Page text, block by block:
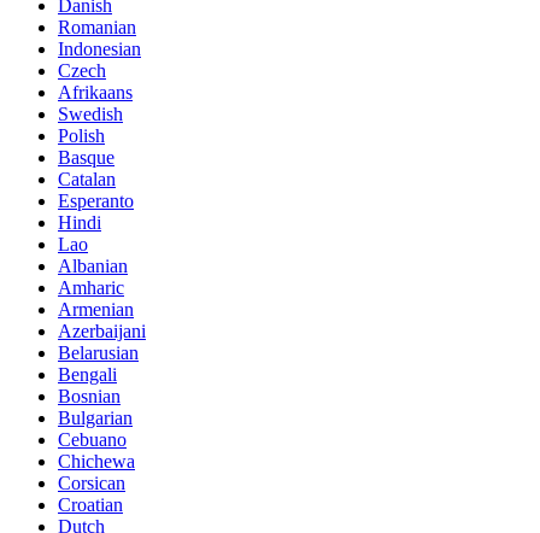
Danish
Romanian
Indonesian
Czech
Afrikaans
Swedish
Polish
Basque
Catalan
Esperanto
Hindi
Lao
Albanian
Amharic
Armenian
Azerbaijani
Belarusian
Bengali
Bosnian
Bulgarian
Cebuano
Chichewa
Corsican
Croatian
Dutch